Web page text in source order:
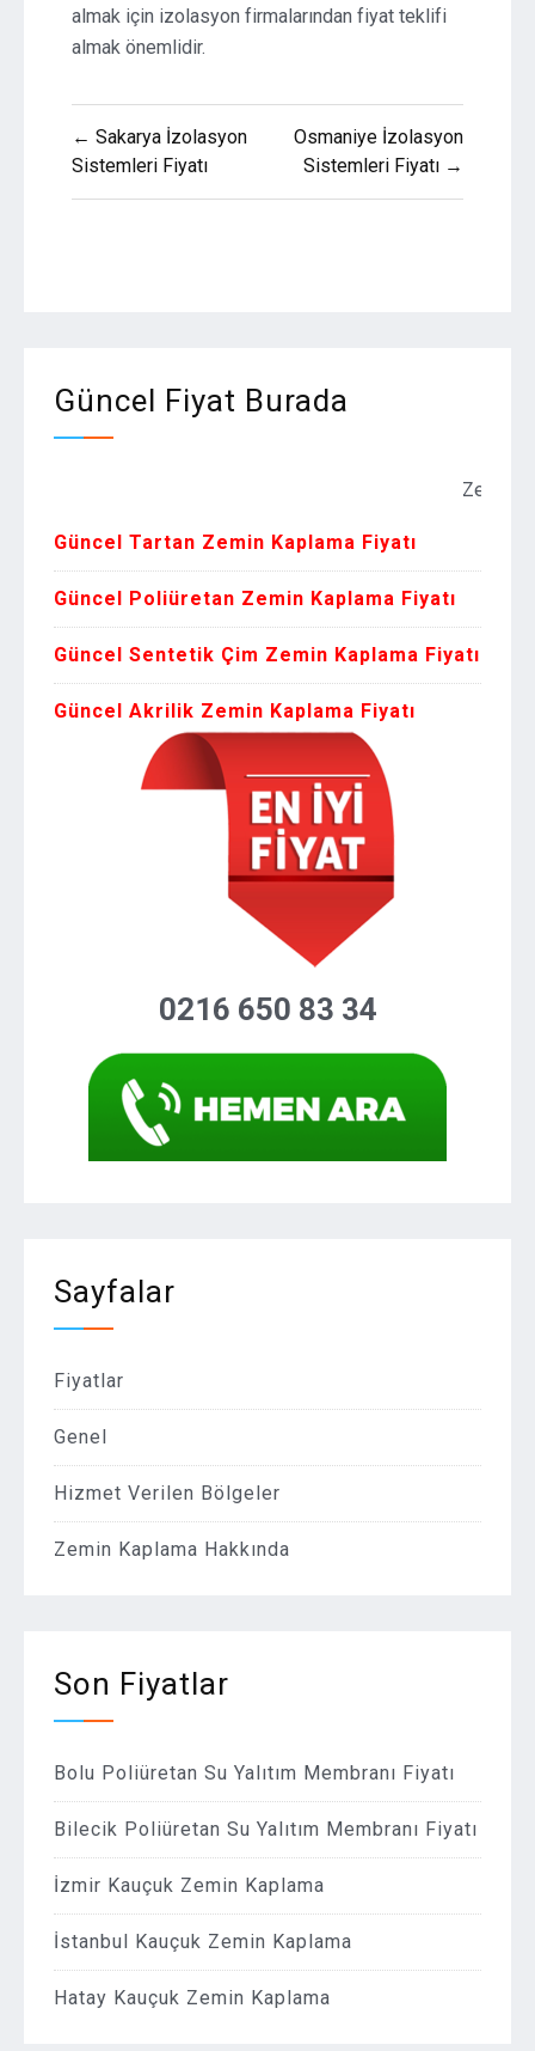
almak için izolasyon firmalarından fiyat teklifi
almak önemlidir.
Yazı
gezinmesi
← Sakarya İzolasyon
Sistemleri Fiyatı
Osmaniye İzolasyon
Sistemleri Fiyatı →
Güncel Fiyat Burada
Zemin
Güncel Tartan Zemin Kaplama Fiyatı
Güncel Poliüretan Zemin Kaplama Fiyatı
Güncel Sentetik Çim Zemin Kaplama Fiyatı
Güncel Akrilik Zemin Kaplama Fiyatı
0216 650 83 34
Sayfalar
Fiyatlar
Genel
Hizmet Verilen Bölgeler
Zemin Kaplama Hakkında
Son Fiyatlar
Bolu Poliüretan Su Yalıtım Membranı Fiyatı
Bilecik Poliüretan Su Yalıtım Membranı Fiyatı
İzmir Kauçuk Zemin Kaplama
İstanbul Kauçuk Zemin Kaplama
Hatay Kauçuk Zemin Kaplama